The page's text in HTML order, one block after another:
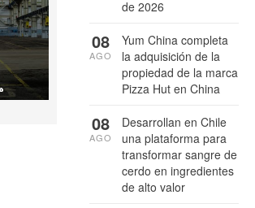
de 2026
Yum China completa
la adquisición de la
propiedad de la marca
Pizza Hut en China
08
AGO
Desarrollan en Chile
una plataforma para
transformar sangre de
cerdo en ingredientes
de alto valor
08
AGO